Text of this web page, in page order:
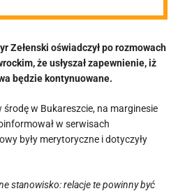
po
z
Zełenski oświadczył po rozmowach
że usłyszał zapewnienie, iż
będzie kontynuowane.
środę w Bukareszcie, na marginesie
w serwisach
były merytoryczne i dotyczyły
stanowisko: relacje te powinny być